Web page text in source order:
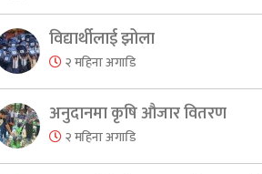
विद्यार्थीलाई झोला
२ महिना अगाडि
अनुदानमा कृषि औजार वितरण
२ महिना अगाडि